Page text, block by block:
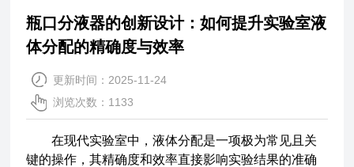
瓶口分液器的创新设计：如何提升实验室液
体分配的精确度与效率
更新时间：2025-11-24
浏览次数：1133
在现代实验室中，液体分配是一项极为常见且关
键的操作，其精确度和效率直接影响实验结果的准确